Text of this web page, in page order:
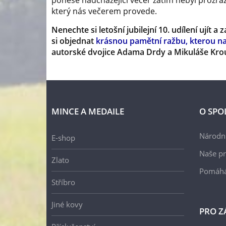
který nás večerem provede.
Nenechte si letošní jubilejní 10. udílení ujít a
si objednat krásnou pamětní ražbu, kterou
autorské dvojice Adama Drdy a Mikuláše
MINCE A MEDAILE
E-shop
Zlato
Stříbro
Jiné kovy
O
Naše
PRO